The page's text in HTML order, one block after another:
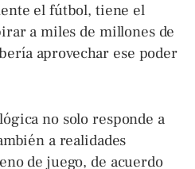
el fútbol, tiene el
a miles de millones de
aprovechar ese poder
no solo responde a
a realidades
de juego, de acuerdo